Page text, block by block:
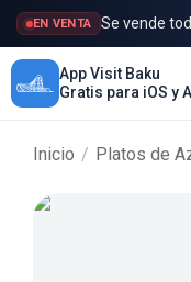
EN VENTA Se vende
App Visit Baku
Gratis para iOS y
Inicio / Platos de